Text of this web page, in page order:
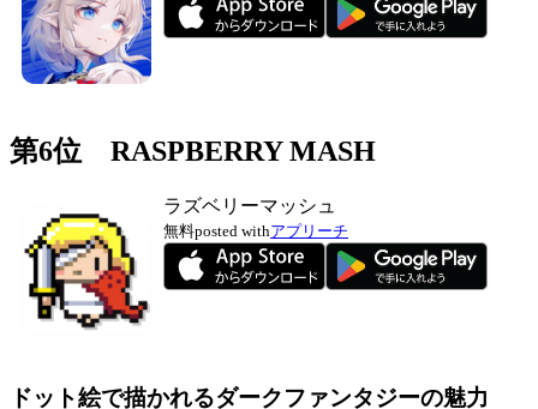
第6位 RASPBERRY MASH
ラズベリーマッシュ
無料posted withアプリーチ
ドット絵で描かれるダークファンタジーの魅力